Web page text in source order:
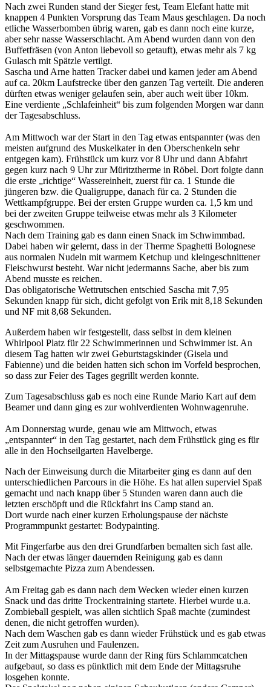
Nach zwei Runden stand der Sieger fest, Team Elefant hatte mit
knappen 4 Punkten Vorsprung das Team Maus geschlagen. Da noch
etliche Wasserbomben übrig waren, gab es dann noch eine kurze,
aber sehr nasse Wasserschlacht. Am Abend wurden dann von den
Buffetfräsen (von Anton liebevoll so getauft), etwas mehr als 7 kg
Gulasch mit Spätzle vertilgt.
Sascha und Arne hatten Tracker dabei und kamen jeder am Abend
auf ca. 20km Laufstrecke über den ganzen Tag verteilt. Die anderen
dürften etwas weniger gelaufen sein, aber auch weit über 10km.
Eine verdiente „Schlafeinheit“ bis zum folgenden Morgen war dann
der Tagesabschluss.
Am Mittwoch war der Start in den Tag etwas entspannter (was den
meisten aufgrund des Muskelkater in den Oberschenkeln sehr
entgegen kam). Frühstück um kurz vor 8 Uhr und dann Abfahrt
gegen kurz nach 9 Uhr zur Müritztherme in Röbel. Dort folgte dann
die erste „richtige“ Wassereinheit, zuerst für ca. 1 Stunde die
jüngeren bzw. die Qualigruppe, danach für ca. 2 Stunden die
Wettkampfgruppe. Bei der ersten Gruppe wurden ca. 1,5 km und
bei der zweiten Gruppe teilweise etwas mehr als 3 Kilometer
geschwommen.
Nach dem Training gab es dann einen Snack im Schwimmbad.
Dabei haben wir gelernt, dass in der Therme Spaghetti Bolognese
aus normalen Nudeln mit warmem Ketchup und kleingeschnittener
Fleischwurst besteht. War nicht jedermanns Sache, aber bis zum
Abend musste es reichen.
Das obligatorische Wettrutschen entschied Sascha mit 7,95
Sekunden knapp für sich, dicht gefolgt von Erik mit 8,18 Sekunden
und NF mit 8,68 Sekunden.
Außerdem haben wir festgestellt, dass selbst in dem kleinen
Whirlpool Platz für 22 Schwimmerinnen und Schwimmer ist. An
diesem Tag hatten wir zwei Geburtstagskinder (Gisela und
Fabienne) und die beiden hatten sich schon im Vorfeld besprochen,
so dass zur Feier des Tages gegrillt werden konnte.
Zum Tagesabschluss gab es noch eine Runde Mario Kart auf dem
Beamer und dann ging es zur wohlverdienten Wohnwagenruhe.
Am Donnerstag wurde, genau wie am Mittwoch, etwas
„entspannter“ in den Tag gestartet, nach dem Frühstück ging es für
alle in den Hochseilgarten Havelberge.
Nach der Einweisung durch die Mitarbeiter ging es dann auf den
unterschiedlichen Parcours in die Höhe. Es hat allen superviel Spaß
gemacht und nach knapp über 5 Stunden waren dann auch die
letzten erschöpft und die Rückfahrt ins Camp stand an.
Dort wurde nach einer kurzen Erholungspause der nächste
Programmpunkt gestartet: Bodypainting.
Mit Fingerfarbe aus den drei Grundfarben bemalten sich fast alle.
Nach der etwas länger dauernden Reinigung gab es dann
selbstgemachte Pizza zum Abendessen.
Am Freitag gab es dann nach dem Wecken wieder einen kurzen
Snack und das dritte Trockentraining startete. Hierbei wurde u.a.
Zombieball gespielt, was allen sichtlich Spaß machte (zumindest
denen, die nicht getroffen wurden).
Nach dem Waschen gab es dann wieder Frühstück und es gab etwas
Zeit zum Ausruhen und Faulenzen.
In der Mittagspause wurde dann der Ring fürs Schlammcatchen
aufgebaut, so dass es pünktlich mit dem Ende der Mittagsruhe
losgehen konnte.